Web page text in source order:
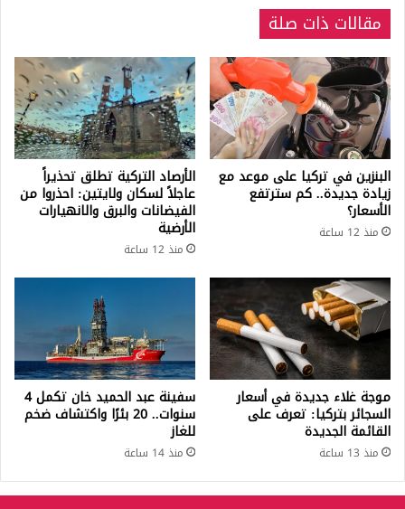
مقالات ذات صلة
البنزين في تركيا على موعد مع
زيادة جديدة.. كم سترتفع
الأسعار؟
منذ 12 ساعة
الأرصاد التركية تطلق تحذيراً
عاجلاً لسكان ولايتين: احذروا من
الفيضانات والبرق والانهيارات
الأرضية
منذ 12 ساعة
موجة غلاء جديدة في أسعار
السجائر بتركيا: تعرف على
القائمة الجديدة
منذ 13 ساعة
سفينة عبد الحميد خان تكمل 4
سنوات.. 20 بئرًا واكتشاف ضخم
للغاز
منذ 14 ساعة